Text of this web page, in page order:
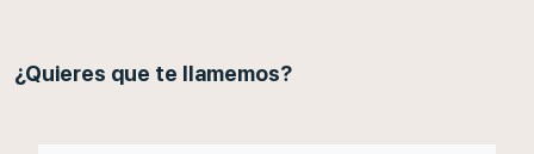
¿Quieres que te llamemos?